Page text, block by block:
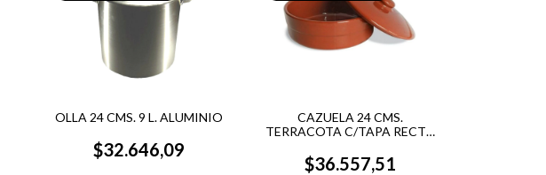
OLLA 24 CMS. 9 L. ALUMINIO
$32.646,09
CAZUELA 24 CMS.
TERRACOTA C/TAPA RECTA
$36.557,51